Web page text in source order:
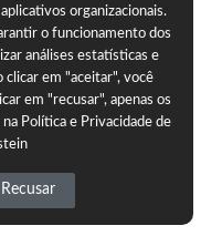
organizacionais.
o funcionamento dos
análises estatísticas e
em "aceitar", você
em "recusar", apenas os
na Política e Privacidade de
Recusar